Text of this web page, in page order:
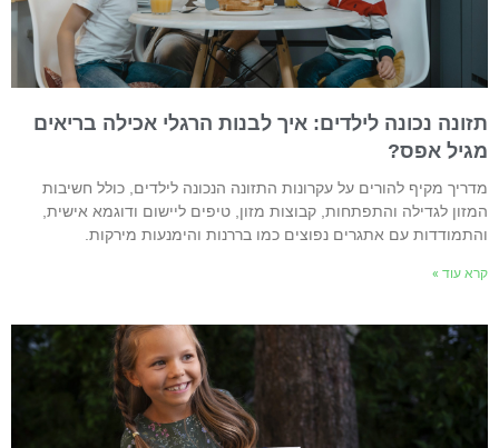
נכונה לילדים: איך לבנות הרגלי אכילה בריאים
אפס?
מקיף להורים על עקרונות התזונה הנכונה לילדים, כולל חשיבות
לגדילה והתפתחות, קבוצות מזון, טיפים ליישום ודוגמא אישית,
עם אתגרים נפוצים כמו בררנות והימנעות מירקות.
עוד »